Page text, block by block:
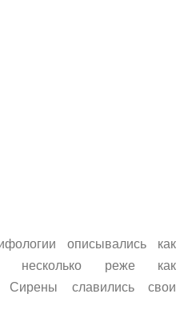
описывались как
несколько реже как
Сирены славились свои